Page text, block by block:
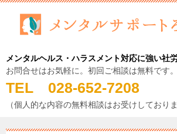
メンタルヘルス・ハラスメント対応に強い社
お問合せはお気軽に。初回ご相談は無料です。
TEL 028-652-7208
（個人的な内容の無料相談はお受けしておりま